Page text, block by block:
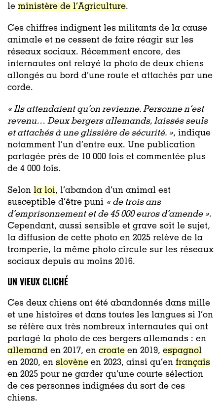
le ministère de l’Agriculture.
Ces chiffres indignent les militants de la cause
animale et ne cessent de faire réagir sur les
réseaux sociaux. Récemment encore, des
internautes ont relayé la photo de deux chiens
allongés au bord d’une route et attachés par une
corde.
« Ils attendaient qu’on revienne. Personne n’est
revenu… Deux bergers allemands, laissés seuls
et attachés à une glissière de sécurité. », indique
notamment l’un d’entre eux. Une publication
partagée près de 10 000 fois et commentée plus
de 4 000 fois.
Selon la loi, l’abandon d’un animal est
susceptible d’être puni « de trois ans
d’emprisonnement et de 45 000 euros d’amende ».
Cependant, aussi sensible et grave soit le sujet,
la diffusion de cette photo en 2025 relève de la
tromperie, la même photo circule sur les réseaux
sociaux depuis au moins 2016.
UN VIEUX CLICHÉ
Ces deux chiens ont été abandonnés dans mille
et une histoires et dans toutes les langues si l’on
se réfère aux très nombreux internautes qui ont
partagé la photo de ces bergers allemands : en
allemand en 2017, en croate en 2019, espagnol
en 2020, en slovène en 2023, ainsi qu’en français
en 2025 pour ne garder qu’une courte sélection
de ces personnes indignées du sort de ces
chiens.